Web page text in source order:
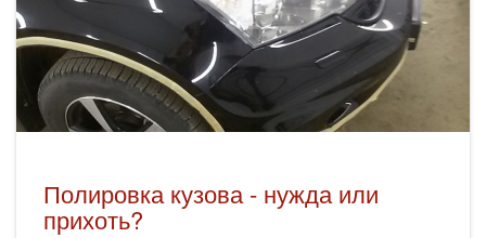
Полировка кузова - нужда или
прихоть?